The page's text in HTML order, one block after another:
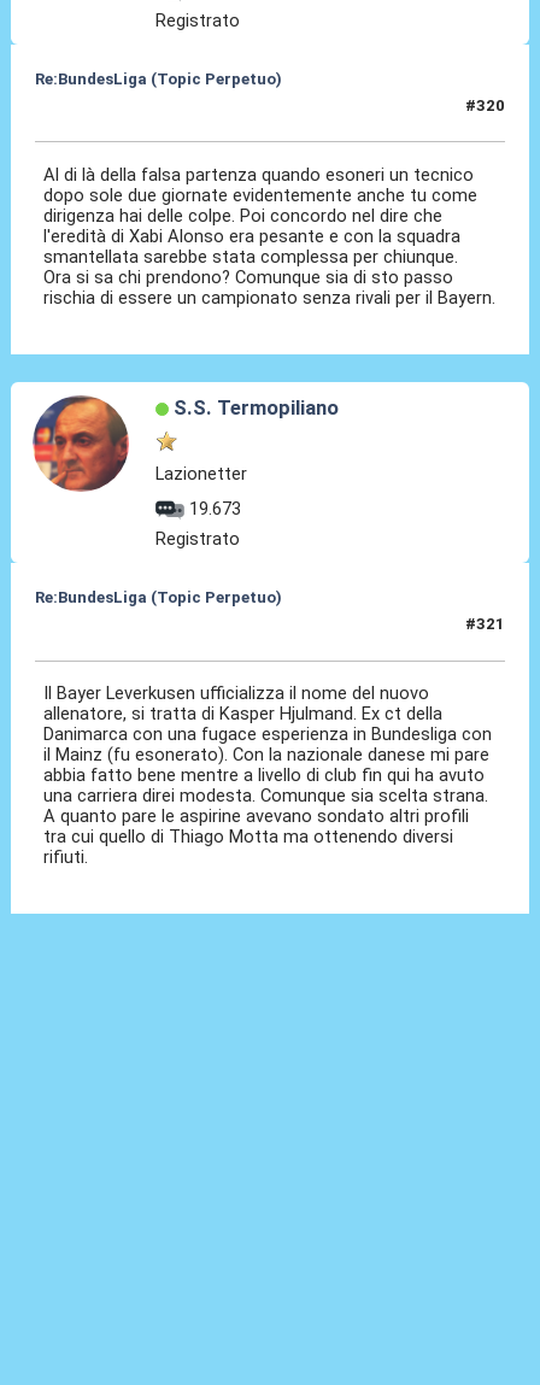
Registrato
Re:BundesLiga (Topic Perpetuo)
#320
Al di là della falsa partenza quando esoneri un tecnico
dopo sole due giornate evidentemente anche tu come
dirigenza hai delle colpe. Poi concordo nel dire che
l'eredità di Xabi Alonso era pesante e con la squadra
smantellata sarebbe stata complessa per chiunque.
Ora si sa chi prendono? Comunque sia di sto passo
rischia di essere un campionato senza rivali per il Bayern.
S.S. Termopiliano
Lazionetter
19.673
Registrato
Re:BundesLiga (Topic Perpetuo)
#321
Il Bayer Leverkusen ufficializza il nome del nuovo
allenatore, si tratta di Kasper Hjulmand. Ex ct della
Danimarca con una fugace esperienza in Bundesliga con
il Mainz (fu esonerato). Con la nazionale danese mi pare
abbia fatto bene mentre a livello di club fin qui ha avuto
una carriera direi modesta. Comunque sia scelta strana.
A quanto pare le aspirine avevano sondato altri profili
tra cui quello di Thiago Motta ma ottenendo diversi
rifiuti.